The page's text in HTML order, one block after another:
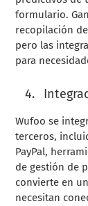
formulario.
recopilación
pero las
para
Wufoo se
terceros,
PayPal,
de gestión de
convierte en
necesitan